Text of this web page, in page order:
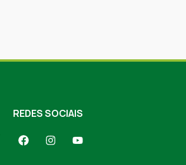
REDES SOCIAIS